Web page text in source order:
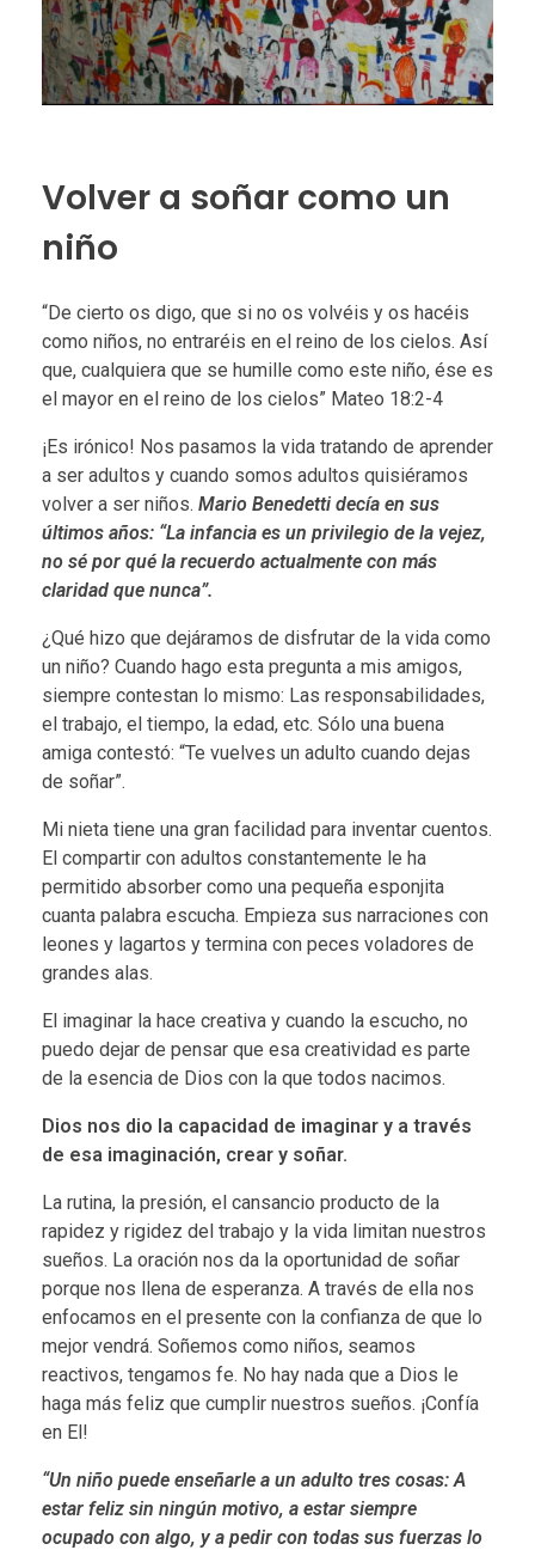
Volver a soñar como un
niño
“De cierto os digo, que si no os volvéis y os hacéis
como niños, no entraréis en el reino de los cielos. Así
que, cualquiera que se humille como este niño, ése es
el mayor en el reino de los cielos” Mateo 18:2-4
¡Es irónico! Nos pasamos la vida tratando de aprender
a ser adultos y cuando somos adultos quisiéramos
volver a ser niños. Mario Benedetti decía en sus
últimos años: “La infancia es un privilegio de la vejez,
no sé por qué la recuerdo actualmente con más
claridad que nunca”.
¿Qué hizo que dejáramos de disfrutar de la vida como
un niño? Cuando hago esta pregunta a mis amigos,
siempre contestan lo mismo: Las responsabilidades,
el trabajo, el tiempo, la edad, etc. Sólo una buena
amiga contestó: “Te vuelves un adulto cuando dejas
de soñar”.
Mi nieta tiene una gran facilidad para inventar cuentos.
El compartir con adultos constantemente le ha
permitido absorber como una pequeña esponjita
cuanta palabra escucha. Empieza sus narraciones con
leones y lagartos y termina con peces voladores de
grandes alas.
El imaginar la hace creativa y cuando la escucho, no
puedo dejar de pensar que esa creatividad es parte
de la esencia de Dios con la que todos nacimos.
Dios nos dio la capacidad de imaginar y a través
de esa imaginación, crear y soñar.
La rutina, la presión, el cansancio producto de la
rapidez y rigidez del trabajo y la vida limitan nuestros
sueños. La oración nos da la oportunidad de soñar
porque nos llena de esperanza. A través de ella nos
enfocamos en el presente con la confianza de que lo
mejor vendrá. Soñemos como niños, seamos
reactivos, tengamos fe. No hay nada que a Dios le
haga más feliz que cumplir nuestros sueños. ¡Confía
en El!
“Un niño puede enseñarle a un adulto tres cosas: A
estar feliz sin ningún motivo, a estar siempre
ocupado con algo, y a pedir con todas sus fuerzas lo